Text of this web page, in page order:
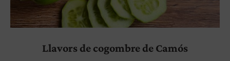
Llavors de cogombre de Camós